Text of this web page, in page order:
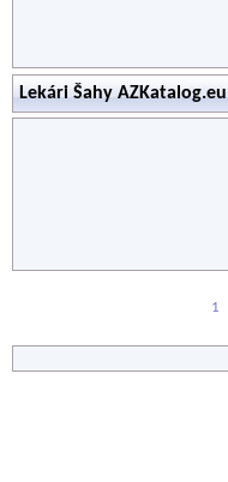
Lekári Šahy AZKatalog.eu
1